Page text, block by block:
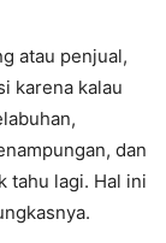
atau penjual,
karena kalau
dan
tahu lagi. Hal ini